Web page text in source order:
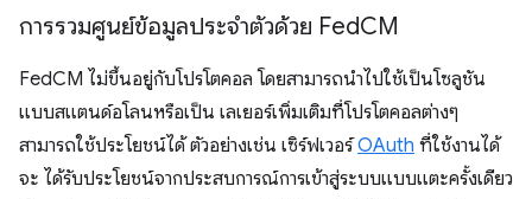
การรวมศูนย์ข้อมูลประจำตัวด้วย FedCM
FedCM ไม่ขึ้นอยู่กับโปรโตคอล โดยสามารถนำไปใช้เป็นโซลูชัน
แบบสแตนด์อโลนหรือเป็น เลเยอร์เพิ่มเติมที่โปรโตคอลต่างๆ
สามารถใช้ประโยชน์ได้ ตัวอย่างเช่น เซิร์ฟเวอร์OAuth ที่ใช้งานได้
จะ ได้รับประโยชน์จากประสบการณ์การเข้าสู่ระบบแบบแตะครั้งเดียว